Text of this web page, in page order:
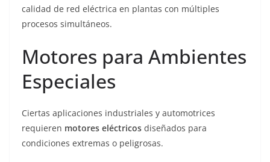
calidad de red eléctrica en plantas con múltiples
procesos simultáneos.
Motores para Ambientes
Especiales
Ciertas aplicaciones industriales y automotrices
requieren motores eléctricos diseñados para
condiciones extremas o peligrosas.